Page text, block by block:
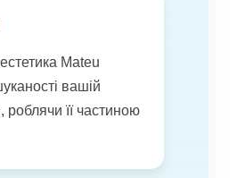
Mateu
вашій
роблячи її частиною